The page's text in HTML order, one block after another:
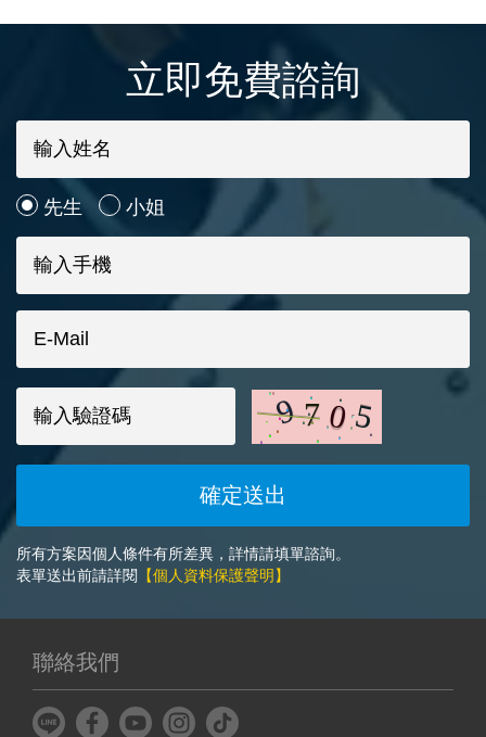
立即免費諮詢
先生 小姐
所有方案因個人條件有所差異，詳情請填單諮詢。
表單送出前請詳閱 【個人資料保護聲明】
聯絡我們